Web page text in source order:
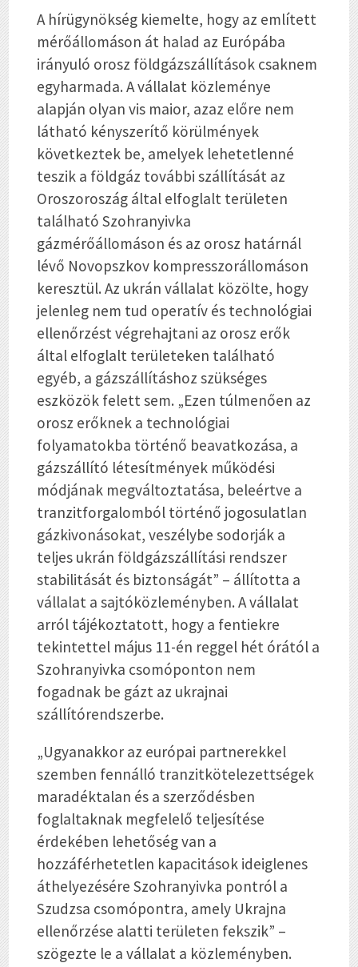
A hírügynökség kiemelte, hogy az említett
mérőállomáson át halad az Európába
irányuló orosz földgázszállítások csaknem
egyharmada. A vállalat közleménye
alapján olyan vis maior, azaz előre nem
látható kényszerítő körülmények
következtek be, amelyek lehetetlenné
teszik a földgáz további szállítását az
Oroszoroszág által elfoglalt területen
található Szohranyivka
gázmérőállomáson és az orosz határnál
lévő Novopszkov kompresszorállomáson
keresztül. Az ukrán vállalat közölte, hogy
jelenleg nem tud operatív és technológiai
ellenőrzést végrehajtani az orosz erők
által elfoglalt területeken található
egyéb, a gázszállításhoz szükséges
eszközök felett sem. „Ezen túlmenően az
orosz erőknek a technológiai
folyamatokba történő beavatkozása, a
gázszállító létesítmények működési
módjának megváltoztatása, beleértve a
tranzitforgalomból történő jogosulatlan
gázkivonásokat, veszélybe sodorják a
teljes ukrán földgázszállítási rendszer
stabilitását és biztonságát” – állította a
vállalat a sajtóközleményben. A vállalat
arról tájékoztatott, hogy a fentiekre
tekintettel május 11-én reggel hét órától a
Szohranyivka csomóponton nem
fogadnak be gázt az ukrajnai
szállítórendszerbe.
„Ugyanakkor az európai partnerekkel
szemben fennálló tranzitkötelezettségek
maradéktalan és a szerződésben
foglaltaknak megfelelő teljesítése
érdekében lehetőség van a
hozzáférhetetlen kapacitások ideiglenes
áthelyezésére Szohranyivka pontról a
Szudzsa csomópontra, amely Ukrajna
ellenőrzése alatti területen fekszik” –
szögezte le a vállalat a közleményben.